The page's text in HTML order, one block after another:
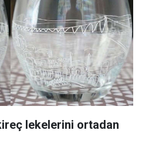
lekelerini ortadan